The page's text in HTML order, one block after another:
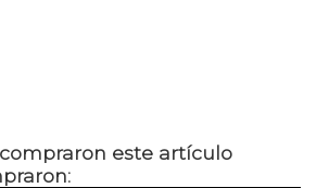
este artículo